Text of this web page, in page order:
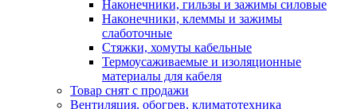
Наконечники, гильзы и зажимы силовые
Наконечники, клеммы и зажимы
слаботочные
Стяжки, хомуты кабельные
Термоусаживаемые и изоляционные
материалы для кабеля
Товар снят с продажи
Вентиляция, обогрев, климатотехника